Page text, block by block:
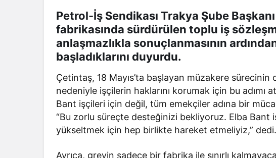
Petrol-İş Sendikası Trakya Şube
fabrikasında sürdürülen toplu iş
anlaşmazlıkla sonuçlanmasının
başladıklarını duyurdu.
Çetintaş, 18 Mayıs’ta başlayan müzakere
nedeniyle işçilerin haklarını korumak için bu adımı
Bant işçileri için değil, tüm emekçiler adına bir
“Bu zorlu süreçte desteğinizi bekliyoruz. Elba Bant
yükseltmek için hep birlikte hareket etmeliyiz,” dedi.
Ayrıca, grevin sadece bir fabrika ile sınırlı